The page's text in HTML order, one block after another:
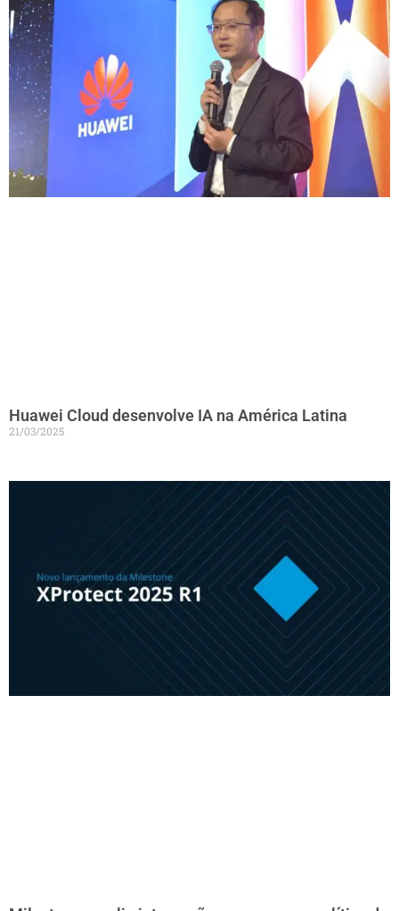
Huawei Cloud desenvolve IA na América Latina
21/03/2025